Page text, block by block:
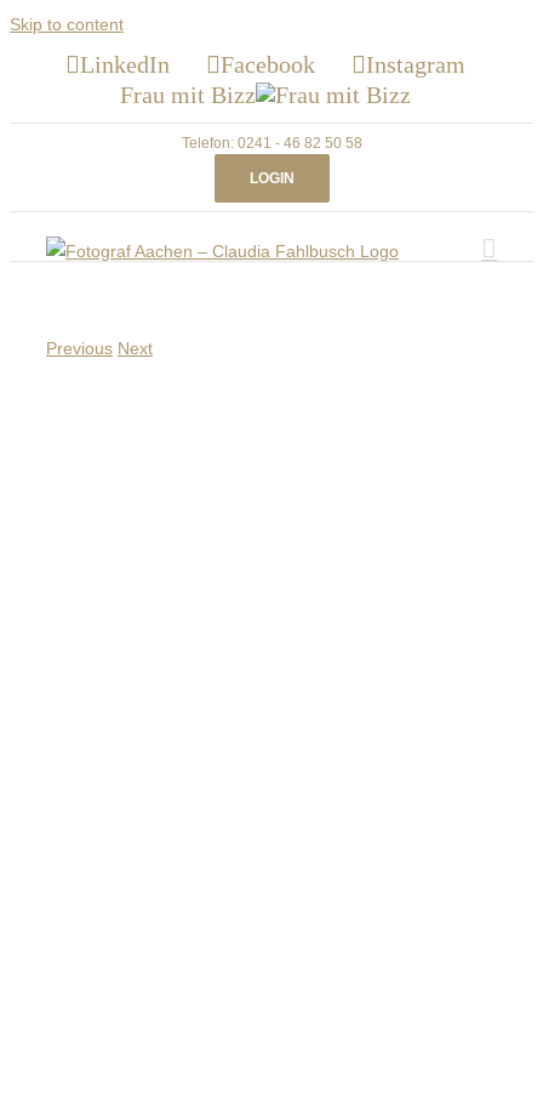
Skip to content
LinkedIn Facebook
Instagram
Frau mit Bizz
Telefon: 0241 - 46 82 50 58
LOGIN
Previous Next